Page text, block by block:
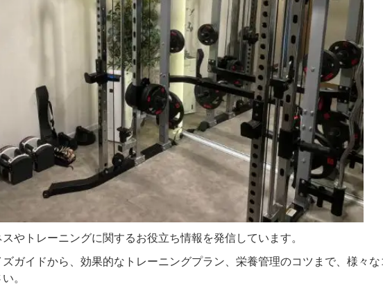
やトレーニングに関するお役立ち情報を発信しています。
ガイドから、効果的なトレーニングプラン、栄養管理のコツまで、様々
。